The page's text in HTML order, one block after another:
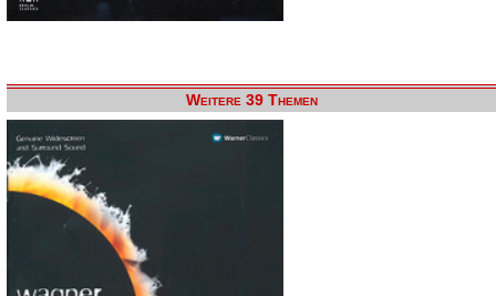
Weitere 39 Themen